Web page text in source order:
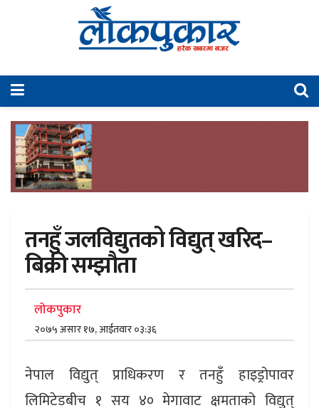
तनहुँ जलविद्युतको विद्युत् खरिद–
बिक्री सम्झौता
लोकपुकार
२०७५ असार १७, आईतवार ०३:३६
नेपाल विद्युत् प्राधिकरण र तनहुँ हाइड्रोपावर
लिमिटेडबीच १ सय ४० मेगावाट क्षमताको विद्युत्